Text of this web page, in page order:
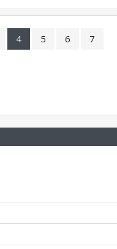
4 5 6
7